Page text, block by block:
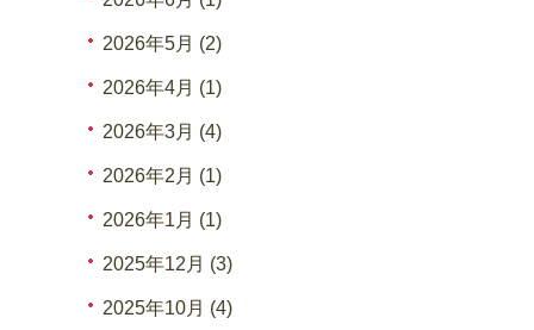
2026年5月 (2)
2026年4月 (1)
2026年3月 (4)
2026年2月 (1)
2026年1月 (1)
2025年12月 (3)
2025年10月 (4)